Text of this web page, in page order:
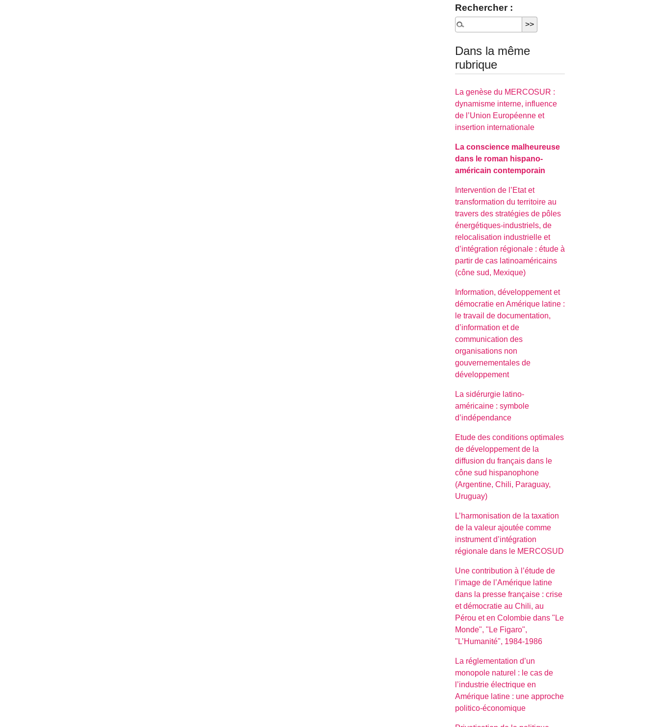
Rechercher :
Dans la même
rubrique
La genèse du MERCOSUR :
dynamisme interne, influence
de l’Union Européenne et
insertion internationale
La conscience malheureuse
dans le roman hispano-
américain contemporain
Intervention de l’Etat et
transformation du territoire au
travers des stratégies de pôles
énergétiques-industriels, de
relocalisation industrielle et
d’intégration régionale : étude à
partir de cas latinoaméricains
(cône sud, Mexique)
Information, développement et
démocratie en Amérique latine :
le travail de documentation,
d’information et de
communication des
organisations non
gouvernementales de
développement
La sidérurgie latino-
américaine : symbole
d’indépendance
Etude des conditions optimales
de développement de la
diffusion du français dans le
cône sud hispanophone
(Argentine, Chili, Paraguay,
Uruguay)
L’harmonisation de la taxation
de la valeur ajoutée comme
instrument d’intégration
régionale dans le MERCOSUD
Une contribution à l’étude de
l’image de l’Amérique latine
dans la presse française : crise
et démocratie au Chili, au
Pérou et en Colombie dans "Le
Monde", "Le Figaro",
"L’Humanité", 1984-1986
La réglementation d’un
monopole naturel : le cas de
l’industrie électrique en
Amérique latine : une approche
politico-économique